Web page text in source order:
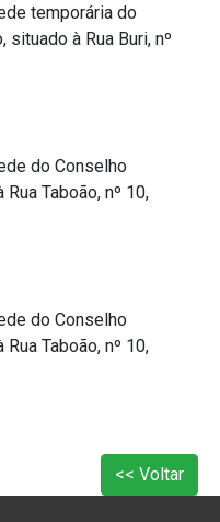
temporária do
à Rua Buri, nº
do Conselho
Taboão, nº 10,
do Conselho
Taboão, nº 10,
<< Voltar